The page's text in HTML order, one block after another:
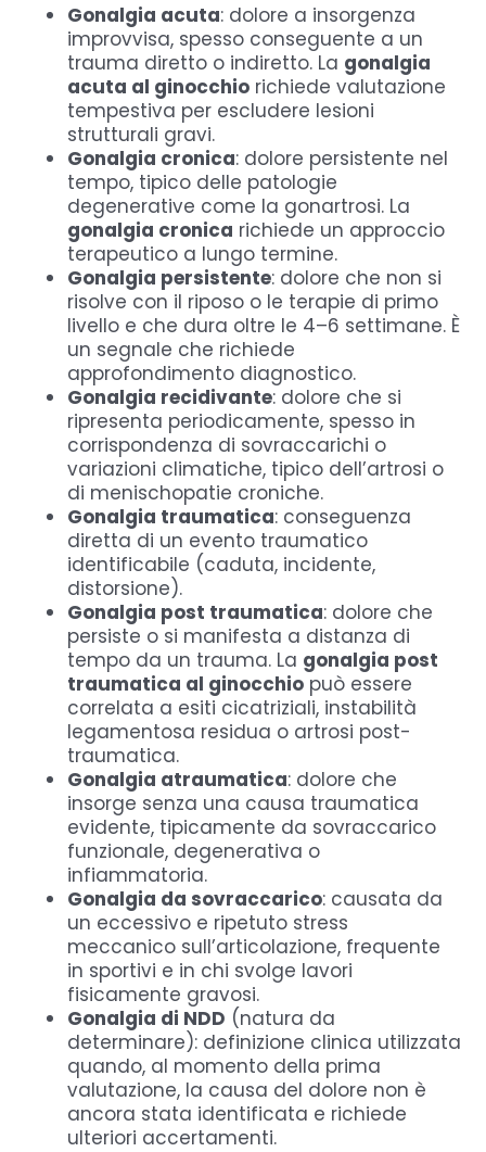
Gonalgia acuta: dolore a insorgenza
improvvisa, spesso conseguente a un
trauma diretto o indiretto. La gonalgia
acuta al ginocchio richiede valutazione
tempestiva per escludere lesioni
strutturali gravi.
Gonalgia cronica: dolore persistente nel
tempo, tipico delle patologie
degenerative come la gonartrosi. La
gonalgia cronica richiede un approccio
terapeutico a lungo termine.
Gonalgia persistente: dolore che non si
risolve con il riposo o le terapie di primo
livello e che dura oltre le 4–6 settimane. È
un segnale che richiede
approfondimento diagnostico.
Gonalgia recidivante: dolore che si
ripresenta periodicamente, spesso in
corrispondenza di sovraccarichi o
variazioni climatiche, tipico dell’artrosi o
di menischopatie croniche.
Gonalgia traumatica: conseguenza
diretta di un evento traumatico
identificabile (caduta, incidente,
distorsione).
Gonalgia post traumatica: dolore che
persiste o si manifesta a distanza di
tempo da un trauma. La gonalgia post
traumatica al ginocchio può essere
correlata a esiti cicatriziali, instabilità
legamentosa residua o artrosi post-
traumatica.
Gonalgia atraumatica: dolore che
insorge senza una causa traumatica
evidente, tipicamente da sovraccarico
funzionale, degenerativa o
infiammatoria.
Gonalgia da sovraccarico: causata da
un eccessivo e ripetuto stress
meccanico sull’articolazione, frequente
in sportivi e in chi svolge lavori
fisicamente gravosi.
Gonalgia di NDD (natura da
determinare): definizione clinica utilizzata
quando, al momento della prima
valutazione, la causa del dolore non è
ancora stata identificata e richiede
ulteriori accertamenti.